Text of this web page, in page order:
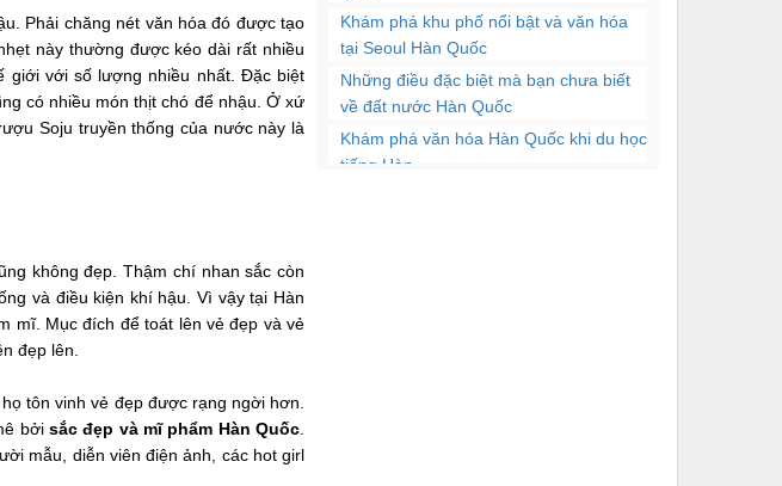
Phải chăng nét văn hóa đó được tạo
này thường được kéo dài rất nhiều
giới với số lượng nhiều nhất. Đặc biệt
có nhiều món thịt chó để nhậu. Ở xứ
Soju truyền thống của nước này là
không đẹp. Thậm chí nhan sắc còn
và điều kiện khí hậu. Vì vậy tại Hàn
mĩ. Mục đích để toát lên vẻ đẹp và vẻ
đẹp lên.
tôn vinh vẻ đẹp được rạng ngời hơn.
bởisắc đẹp và mĩ phẩm Hàn Quốc
mẫu, diễn viên điện ảnh, các hot girl
Khám phá khu phố nổi bật và văn hóa
tại Seoul Hàn Quốc
Những điều đặc biệt mà bạn chưa biết
về đất nước Hàn Quốc
Khám phá văn hóa Hàn Quốc khi du học
tiếng Hàn